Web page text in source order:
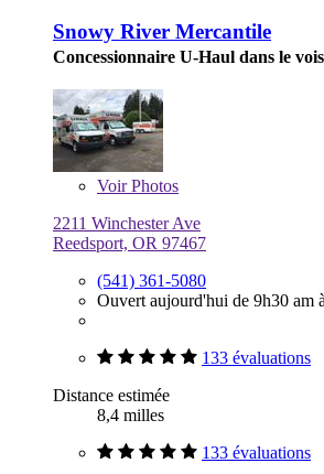
Snowy River Mercantile
Concessionnaire U-Haul dans le
VoirPhotos
2211 Winchester Ave
Reedsport, OR 97467
(541) 361-5080
Ouvert aujourd'hui de 9h30 am
133 évaluations
Distance estimée
8,4 milles
133 évaluations